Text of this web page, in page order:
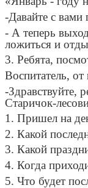
-Давайте с вами
- А теперь
ложиться и
3. Ребята,
Воспитатель, от
-Здравствуйте,
Старичок-
1. Пришел на
2. Какой
3. Какой
4. Когда
5. Что будет